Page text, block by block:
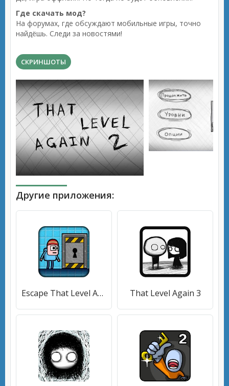
Где скачать мод?
На форумах, где обсуждают мобильные игры, точно
найдёшь. Следи за новостями!
СКРИНШОТЫ
Другие приложения:
Escape That Level Again That Level Again 3